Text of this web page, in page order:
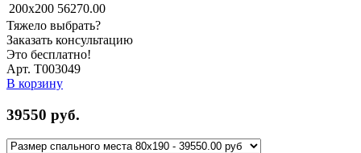
200x200 56270.00
Тяжело выбрать?
Заказать консультацию
Это бесплатно!
Арт. Т003049
В корзину
39550 руб.